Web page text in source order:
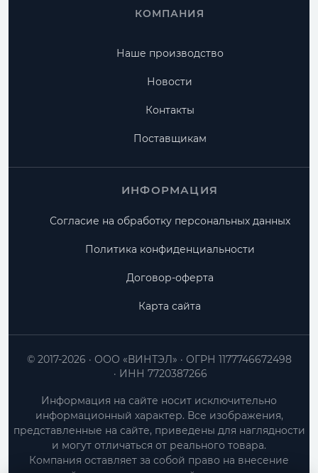
КОМПАНИЯ
Наше производство
Новости
Контакты
Поставщикам
ИНФОРМАЦИЯ
Согласие на обработку персональных данных
Политика конфиденциальности
Договор-оферта
Карта сайта
ООО «ВИНТЭЛ»
ОГРН 1177746672498
ИНН 7720387266
© 2017-2026
Информация на сайте носит исключительно
информационный характер. Все изображения,
представленные на сайте, приведены для наглядности
и могут отличаться от реального товара.
Компания оставляет за собой право на внесение